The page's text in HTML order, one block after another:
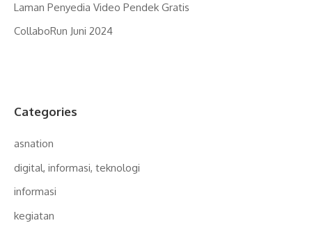
Laman Penyedia Video Pendek Gratis
CollaboRun Juni 2024
Categories
asnation
digital, informasi, teknologi
informasi
kegiatan